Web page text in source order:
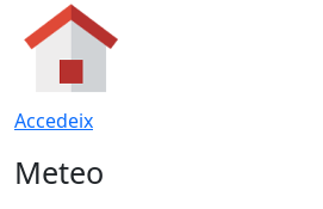
Accedeix
Meteo